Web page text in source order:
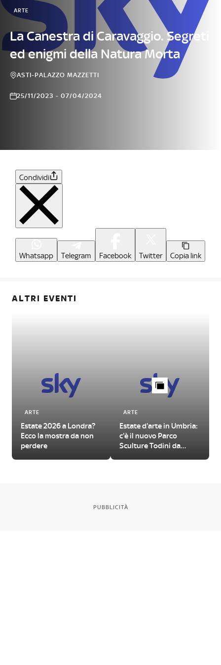
ARTE
La Canestra di Caravaggio. Segreti
ed enigmi della Natura Morta
ASTI-PALAZZO MAZZETTI
25/11/2023 - 07/04/2024
Condividi
Whatsapp Telegram Facebook Twitter Copia link
ALTRI EVENTI
ARTE
Estate 2026 a Londra?
Ecco la mostra da non
perdere
ARTE
Estate d'arte in Umbria:
c'è il nuovo Parco
Sculture Todini da
PUBBLICITÀ